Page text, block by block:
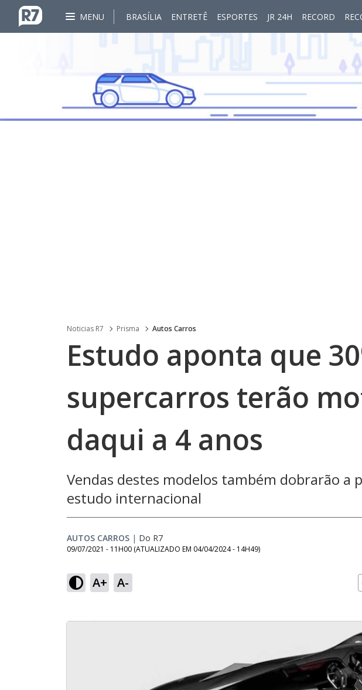
MENU BRASÍLIA ENTRETÊ ESPORTES JR 24H RECORD
Noticias R7 Prisma Autos Carros
Estudo aponta que
supercarros terão
daqui a 4 anos
Vendas destes modelos também dobrarão a
estudo internacional
AUTOS CARROS | Do R7
09/07/2021 - 11H00 (ATUALIZADO EM 04/04/2024 - 14H49)
A+ A-